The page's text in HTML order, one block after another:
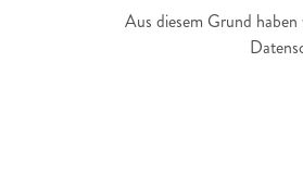
Aus diesem Grund